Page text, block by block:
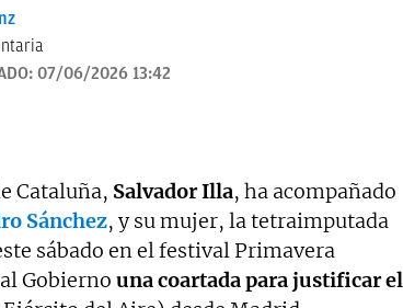
07/06/2026 13:42
Cataluña, Salvador Illa, ha acompañado
Sánchez, y su mujer, la tetraimputada
sábado en el festival Primavera
Gobierno una coartada para justificar el